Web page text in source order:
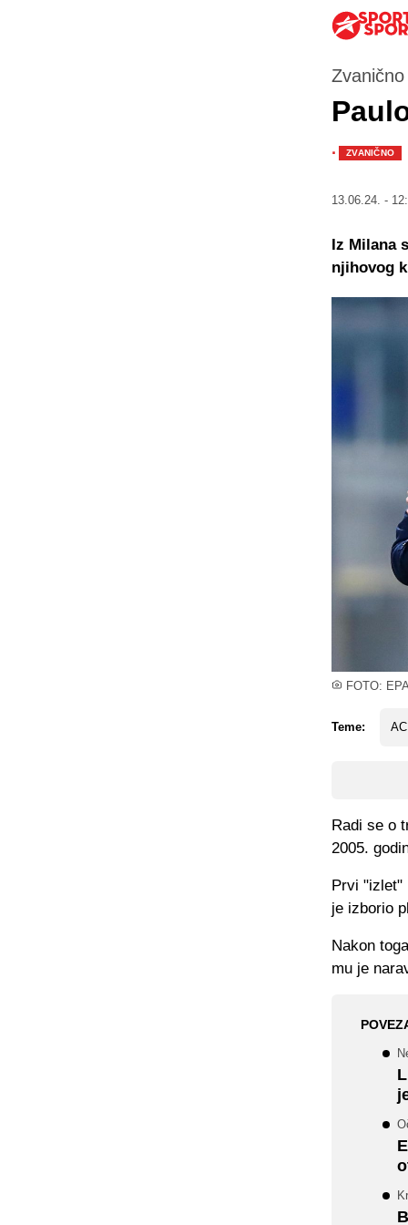
FOTO:
· ZVANIČNO
13.06.24. -
Teme:
Iz Milana
njihovog
Radi se o
2005.
Prvi "izlet"
je izborio
Nakon
mu je